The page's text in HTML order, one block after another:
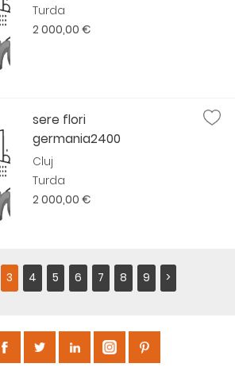
Turda
2 000,00 €
sere flori
germania2400
Cluj
Turda
2 000,00 €
3 4 5 6 7 8 9 >